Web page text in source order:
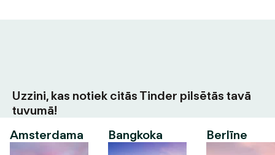
Uzzini, kas notiek citās Tinder pilsētās tavā
tuvumā!
Amsterdama
Bangkoka Berlīne